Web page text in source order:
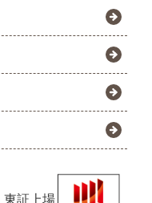
東証上場